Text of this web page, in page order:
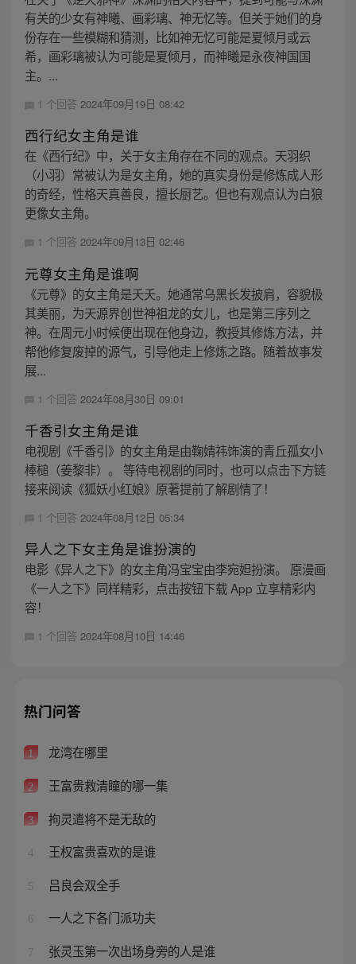
有关的少女有神曦、画彩璃、神无忆等。但关于她们的身
份存在一些模糊和猜测，比如神无忆可能是夏倾月或云
希，画彩璃被认为可能是夏倾月，而神曦是永夜神国国
主。...
1 个回答 2024年09月19日 08:42
西行纪女主角是谁
在《西行纪》中，关于女主角存在不同的观点。天羽织
（小羽）常被认为是女主角，她的真实身份是修炼成人形
的奇经，性格天真善良，擅长厨艺。但也有观点认为白狼
更像女主角。
1 个回答 2024年09月13日 02:46
元尊女主角是谁啊
《元尊》的女主角是夭夭。她通常乌黑长发披肩，容貌极
其美丽，为天源界创世神祖龙的女儿，也是第三序列之
神。在周元小时候便出现在他身边，教授其修炼方法，并
帮他修复废掉的源气，引导他走上修炼之路。随着故事发
展...
1 个回答 2024年08月30日 09:01
千香引女主角是谁
电视剧《千香引》的女主角是由鞠婧祎饰演的青丘孤女小
棒槌（姜黎非）。 等待电视剧的同时，也可以点击下方链
接来阅读《狐妖小红娘》原著提前了解剧情了！
1 个回答 2024年08月12日 05:34
异人之下女主角是谁扮演的
电影《异人之下》的女主角冯宝宝由李宛妲扮演。 原漫画
《一人之下》同样精彩，点击按钮下载 App 立享精彩内
容！
1 个回答 2024年08月10日 14:46
热门问答
1 龙湾在哪里
2 王富贵救清瞳的哪一集
3 拘灵遣将不是无敌的
4 王权富贵喜欢的是谁
5 吕良会双全手
6 一人之下各门派功夫
7 张灵玉第一次出场身旁的人是谁